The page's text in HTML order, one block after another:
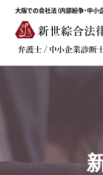
大阪での会社法（内部紛争・中